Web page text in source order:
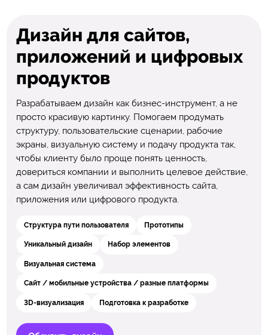
Дизайн для сайтов,
приложений и цифровых
продуктов
Разрабатываем дизайн как бизнес-инструмент, а не
просто красивую картинку. Помогаем продумать
структуру, пользовательские сценарии, рабочие
экраны, визуальную систему и подачу продукта так,
чтобы клиенту было проще понять ценность,
довериться компании и выполнить целевое действие,
а сам дизайн увеличивал эффективность сайта,
приложения или цифрового продукта.
Структура пути пользователя Прототипы
Уникальный дизайн Набор элементов
Визуальная система
Сайт / мобильные устройства / разные платформы
3D-визуализация Подготовка к разработке